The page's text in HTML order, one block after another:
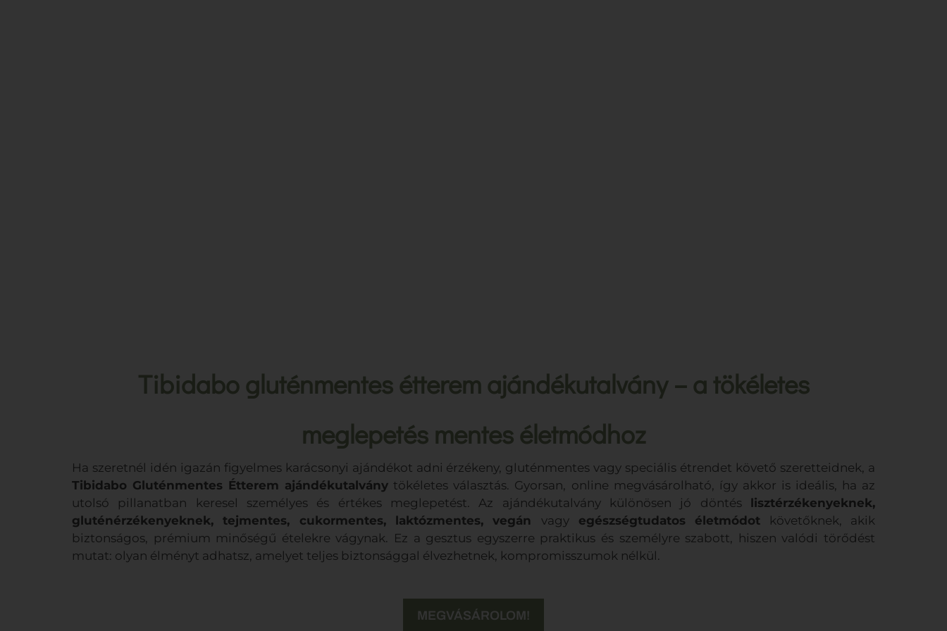
Tibidabo gluténmentes étterem ajándékutalvány – a tökéletes
meglepetés mentes életmódhoz
Ha szeretnél idén igazán figyelmes karácsonyi ajándékot adni érzékeny, gluténmentes vagy speciális étrendet követő szeretteidnek, a
Tibidabo Gluténmentes Étterem ajándékutalvány tökéletes választás. Gyorsan, online megvásárolható, így akkor is ideális, ha az
utolsó pillanatban keresel személyes és értékes meglepetést. Az ajándékutalvány különösen jó döntés
lisztérzékenyeknek,
gluténérzékenyeknek, tejmentes, cukormentes, laktózmentes, vegán vagyegészségtudatos életmódot követőknek, akik
biztonságos, prémium minőségű ételekre vágynak. Ez a gesztus egyszerre praktikus és személyre szabott, hiszen valódi törődést
mutat: olyan élményt adhatsz, amelyet teljes biztonsággal élvezhetnek, kompromisszumok nélkül.
MEGVÁSÁROLOM!